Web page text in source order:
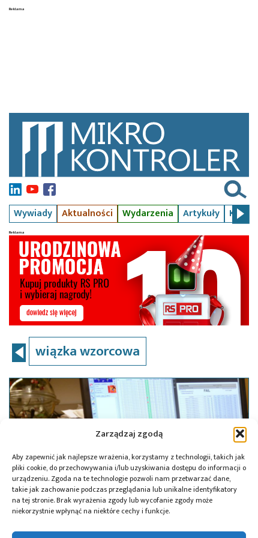
Zarządzaj zgodą
Aby zapewnić jak najlepsze wrażenia, korzystamy z technologii, takich jak
pliki cookie, do przechowywania i/lub uzyskiwania dostępu do informacji o
urządzeniu. Zgoda na te technologie pozwoli nam przetwarzać dane,
takie jak zachowanie podczas przeglądania lub unikalne identyfikatory
na tej stronie. Brak wyrażenia zgody lub wycofanie zgody może
niekorzystnie wpłynąć na niektóre cechy i funkcje.
Wywiady Aktualności Wydarzenia Artykuły Kursy
wiązka wzorcowa